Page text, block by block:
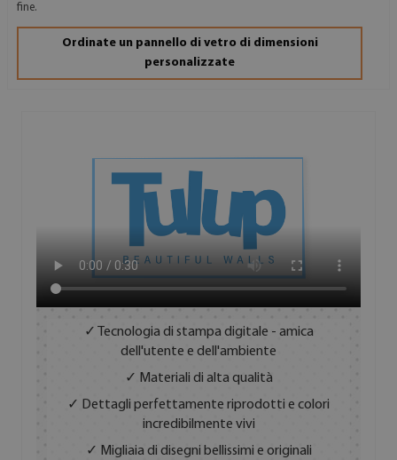
fine.
Ordinate un pannello di vetro di dimensioni
personalizzate
✓ Tecnologia di stampa digitale - amica
dell'utente e dell'ambiente
✓ Materiali di alta qualità
✓ Dettagli perfettamente riprodotti e colori
incredibilmente vivi
✓ Migliaia di disegni bellissimi e originali